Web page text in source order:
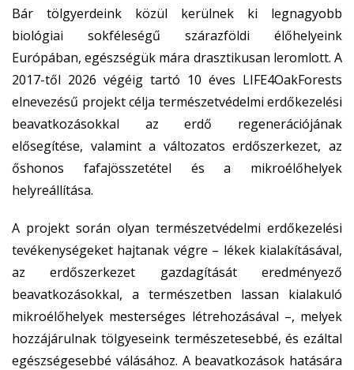
Bár tölgyerdeink közül kerülnek ki legnagyobb
biológiai sokféleségű szárazföldi élőhelyeink
Európában, egészségük mára drasztikusan leromlott. A
2017-től 2026 végéig tartó 10 éves LIFE4OakForests
elnevezésű projekt célja természetvédelmi erdőkezelési
beavatkozásokkal az erdő regenerációjának
elősegítése, valamint a változatos erdőszerkezet, az
őshonos fafajösszetétel és a mikroélőhelyek
helyreállítása.
A projekt során olyan természetvédelmi erdőkezelési
tevékenységeket hajtanak végre – lékek kialakításával,
az erdőszerkezet gazdagítását eredményező
beavatkozásokkal, a természetben lassan kialakuló
mikroélőhelyek mesterséges létrehozásával –, melyek
hozzájárulnak tölgyeseink természetesebbé, és ezáltal
egészségesebbé válásához. A beavatkozások hatására